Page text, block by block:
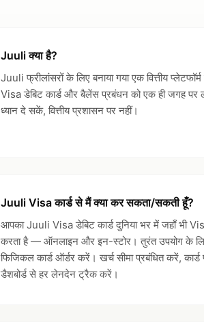
Juuli क्या है?
Juuli फ्रीलांसरों के लिए बनाया गया एक वित्तीय
Visa डेबिट कार्ड और बैलेंस प्रबंधन को एक ही जगह पर
ध्यान दे सकें, वित्तीय प्रशासन पर नहीं।
Juuli Visa कार्ड से मैं क्या कर सकता/सकती हूँ?
आपका Juuli Visa डेबिट कार्ड दुनिया भर में जहाँ भी
करता है — ऑनलाइन और इन-स्टोर। तुरंत उपयोग के लिए
फिजिकल कार्ड ऑर्डर करें। खर्च सीमा प्रबंधित करें,
डैशबोर्ड से हर लेनदेन ट्रैक करें।